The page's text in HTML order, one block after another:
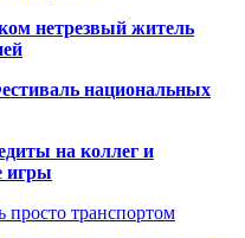
нетрезвый житель
национальных
на коллег и
игры
просто транспортом